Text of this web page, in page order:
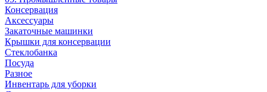
Консервация
Аксессуары
Закаточные машинки
Крышки для консервации
Стеклобанка
Посуда
Разное
Инвентарь для уборки